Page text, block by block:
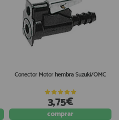
Conector Motor hembra Suzuki/OMC
3,75€
comprar